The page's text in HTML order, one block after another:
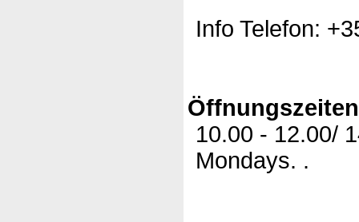
Info Telefon:
10.00 - 12.00/
Mondays. .